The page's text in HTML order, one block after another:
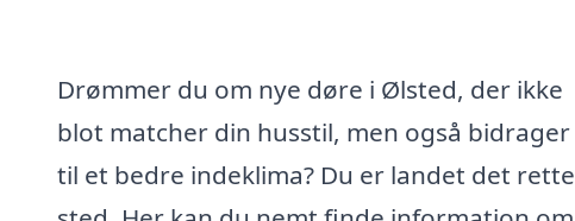
Drømmer du om nye døre i Ølsted, der ikke
blot matcher din husstil, men også bidrager
til et bedre indeklima? Du er landet det rette